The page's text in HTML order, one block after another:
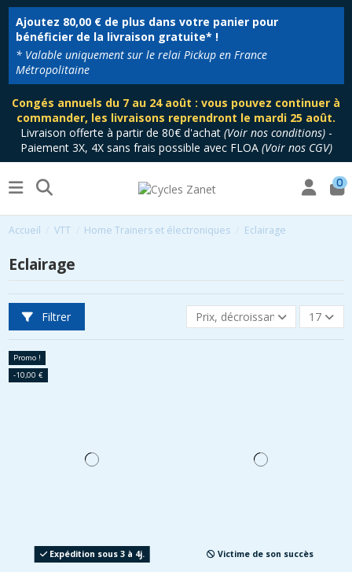
Ajoutez 80,00 €de plus dans votre panier pour
bénéficier de la livraison gratuite* !
* Valable uniquement sur le relai Pickup en France
Métropolitaine
Congés annuels du 7 au 24 août : vous pouvez continuer à
commander, les livraisons reprendront le mardi 25 août.
Livraison offerte à partir de 80€ d'achat (Voir nos conditions)-
Paiement 3X, 4X sans frais possible avec FLOA (Voir nos CGV)
0
Accueil VTT Home Trainers et électroniques Eclairage
Eclairage
Filtrer Prix, décroissant 17
Promo !
-10,00 €
Expédition sous 3 à 4j. Victime de son succès